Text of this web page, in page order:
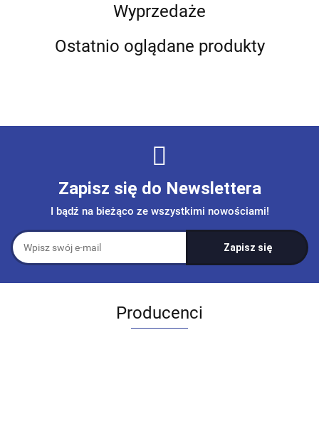
Wyprzedaże
Ostatnio oglądane produkty
Zapisz się do Newslettera
I bądź na bieżąco ze wszystkimi nowościami!
Producenci